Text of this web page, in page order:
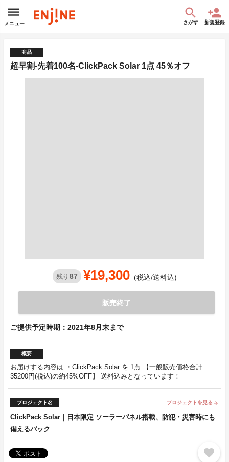
メニュー さがす 新規登録
商品
超早割-先着100名-ClickPack Solar 1点 45％オフ
残り 87 ¥19,300 (税込/送料込)
販売終了
ご提供予定時期：2021年8月末まで
概要
お届けする内容は ・ClickPack Solar を 1点 【一般販売価格合計
35200円(税込)の約45%OFF】 送料込みとなっています！
プロジェクト名 プロジェクトを見る arrow_forward
ClickPack Solar｜日本限定 ソーラーパネル搭載、防犯・災害時にも
備えるバック
favorite